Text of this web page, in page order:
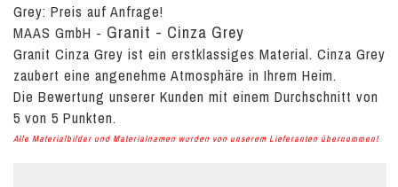
Grey: Preis auf Anfrage!
MAAS GmbH - Granit - Cinza Grey
Granit Cinza Grey ist ein erstklassiges Material. Cinza Grey
zaubert eine angenehme Atmosphäre in Ihrem Heim.
Die Bewertung unserer Kunden mit einem Durchschnitt von
5 von 5 Punkten.
Alle Materialbilder und Materialnamen wurden von unserem Lieferanten übernommen!